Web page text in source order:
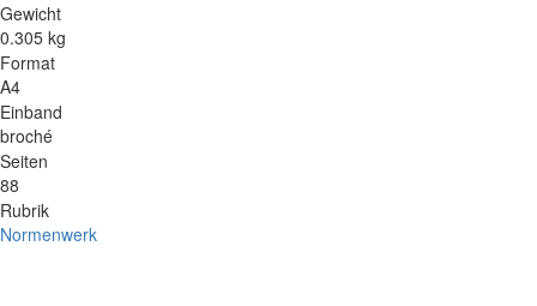
Gewicht
0.305 kg
Format
A4
Einband
broché
Seiten
88
Rubrik
Normenwerk